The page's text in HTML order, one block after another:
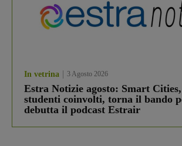
In vetrina 3 Agosto 2026
Estra Notizie agosto: Smart
studenti coinvolti, torna il bando
debutta il podcast Estrair